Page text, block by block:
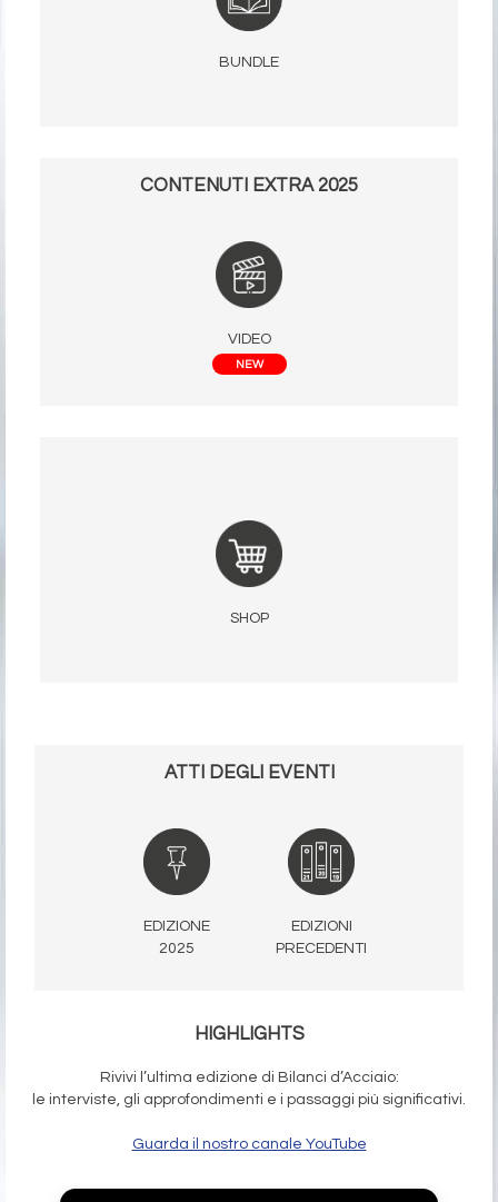
BUNDLE
CONTENUTI EXTRA 2025
VIDEO
NEW
SHOP
ATTI DEGLI EVENTI
EDIZIONE
2025
EDIZIONI
PRECEDENTI
HIGHLIGHTS
Rivivi l’ultima edizione di Bilanci d’Acciaio:
le interviste, gli approfondimenti e i passaggi più significativi.
Guarda il nostro canale YouTube